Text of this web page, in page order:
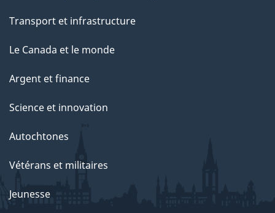
a
g
Transport et infrastructure
Le Canada et le monde
Argent et finance
Science et innovation
Autochtones
Vétérans et militaires
Jeunesse